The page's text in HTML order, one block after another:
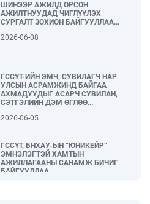
ШИНЭЭР АЖИЛД ОРСОН
АЖИЛТНУУДАД ЧИГЛҮҮЛЭХ
СУРГАЛТ ЗОХИОН БАЙГУУЛЛАА...
2026-06-08
ГССҮТ-ИЙН ЭМЧ, СУВИЛАГЧ НАР
УЛСЫН АСРАМЖИНД БАЙГАА
АХМАДУУДЫГ АСАРЧ СУВИЛАН,
СЭТГЭЛИЙН ДЭМ ӨГЛӨӨ...
2026-06-05
ГССҮТ, БНХАУ-ЫН “ЮНИКЕЙР”
ЭМНЭЛЭГТЭЙ ХАМТЫН
АЖИЛЛАГААНЫ САНАМЖ БИЧИГ
БАЙГУУЛЛАА...